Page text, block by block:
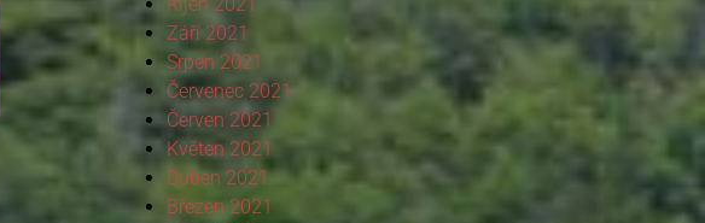
Září 2021
Srpen 2021
Červenec 2021
Červen 2021
Květen 2021
Duben 2021
Březen 2021